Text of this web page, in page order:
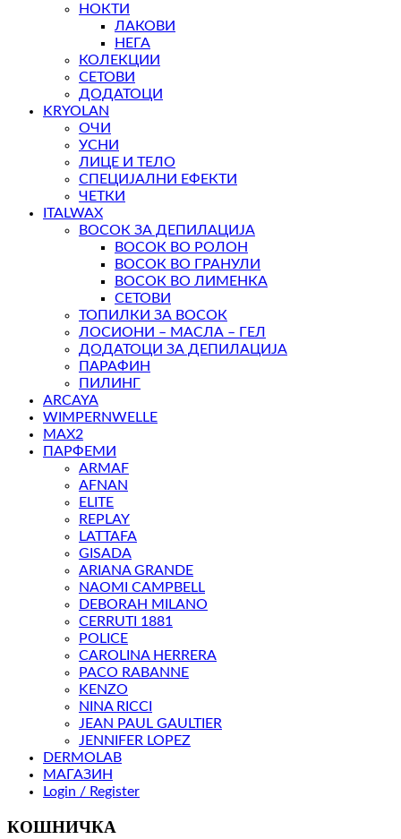
НОКТИ
ЛАКОВИ
НЕГА
КОЛЕКЦИИ
СЕТОВИ
ДОДАТОЦИ
KRYOLAN
ОЧИ
УСНИ
ЛИЦЕ И ТЕЛО
СПЕЦИЈАЛНИ ЕФЕКТИ
ЧЕТКИ
ITALWAX
ВОСОК ЗА ДЕПИЛАЦИЈА
ВОСОК ВО РОЛОН
ВОСОК ВО ГРАНУЛИ
ВОСОК ВО ЛИМЕНКА
СЕТОВИ
ТОПИЛКИ ЗА ВОСОК
ЛОСИОНИ – МАСЛА – ГЕЛ
ДОДАТОЦИ ЗА ДЕПИЛАЦИЈА
ПАРАФИН
ПИЛИНГ
ARCAYA
WIMPERNWELLE
MAX2
ПАРФЕМИ
ARMAF
AFNAN
ELITE
REPLAY
LATTAFA
GISADA
ARIANA GRANDE
NAOMI CAMPBELL
DEBORAH MILANO
CERRUTI 1881
POLICE
CAROLINA HERRERA
PACO RABANNE
KENZO
NINA RICCI
JEAN PAUL GAULTIER
JENNIFER LOPEZ
DERMOLAB
МАГАЗИН
Login / Register
КОШНИЧКА